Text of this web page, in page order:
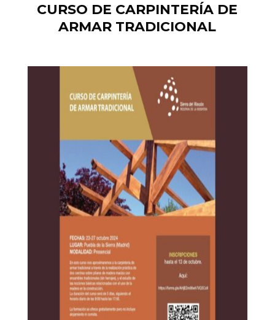
CURSO DE CARPINTERÍA DE
ARMAR TRADICIONAL